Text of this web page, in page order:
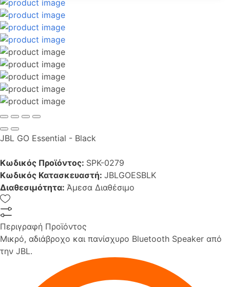
JBL GO Essential - Black
Κωδικός Προϊόντος: SPK-0279
Κωδικός Κατασκευαστή: JBLGOESBLK
Διαθεσιμότητα: Άμεσα Διαθέσιμο
Περιγραφή Προϊόντος
Μικρό, αδιάβροχο και πανίσχυρο Bluetooth Speaker από
την JBL.